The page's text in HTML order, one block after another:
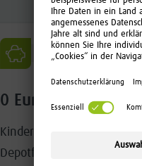
FÜR KINDER
0 Euro
Kinder zahlen bis zum
Depotführungsentgelt.